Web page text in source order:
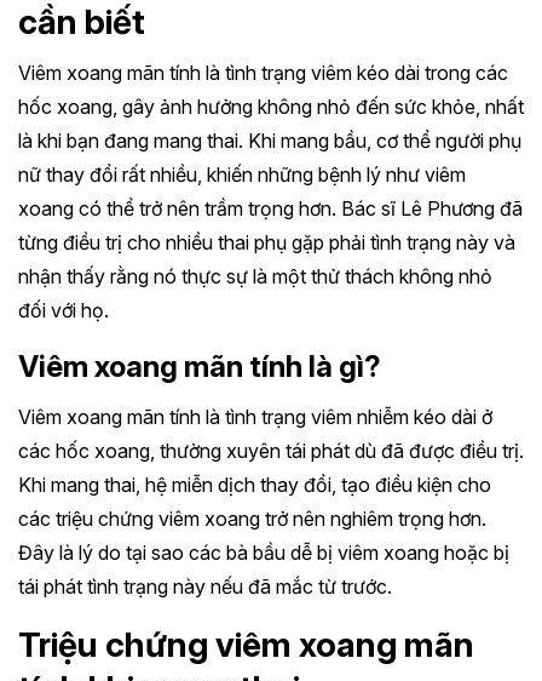
cần biết
Viêm xoang mãn tính là tình trạng viêm kéo dài trong các
hốc xoang, gây ảnh hưởng không nhỏ đến sức khỏe, nhất
là khi bạn đang mang thai. Khi mang bầu, cơ thể người phụ
nữ thay đổi rất nhiều, khiến những bệnh lý như viêm
xoang có thể trở nên trầm trọng hơn. Bác sĩ Lê Phương đã
từng điều trị cho nhiều thai phụ gặp phải tình trạng này và
nhận thấy rằng nó thực sự là một thử thách không nhỏ
đối với họ.
Viêm xoang mãn tính là gì?
Viêm xoang mãn tính là tình trạng viêm nhiễm kéo dài ở
các hốc xoang, thường xuyên tái phát dù đã được điều trị.
Khi mang thai, hệ miễn dịch thay đổi, tạo điều kiện cho
các triệu chứng viêm xoang trở nên nghiêm trọng hơn.
Đây là lý do tại sao các bà bầu dễ bị viêm xoang hoặc bị
tái phát tình trạng này nếu đã mắc từ trước.
Triệu chứng viêm xoang mãn